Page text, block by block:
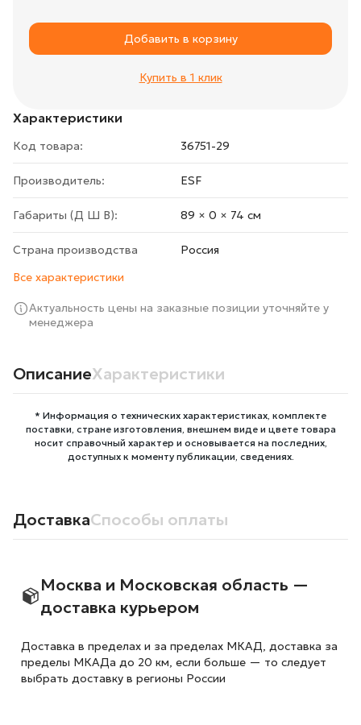
Характеристики
Код товара: 36751-29
Производитель: ESF
Габариты (Д Ш В): 89 × 0 × 74 cм
Страна производства
Росcия
Все характеристики
Актуальность цены на заказные позиции уточняйте у
менеджера
Добавить в корзину
Купить в 1 клик
ОписаниеХарактеристики
* Информация о технических характеристиках, комплекте
поставки, стране изготовления, внешнем виде и цвете товара
носит справочный характер и основывается на последних,
доступных к моменту публикации, сведениях.
ДоставкаСпособы оплаты
Москва и Московская область —
доставка курьером
Доставка в пределах и за пределах МКАД, доставка за
пределы МКАДа до 20 км, если больше — то следует
выбрать доставку в регионы России